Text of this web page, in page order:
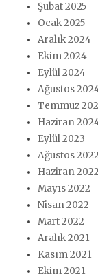
Şubat 2025
Ocak 2025
Aralık 2024
Ekim 2024
Eylül 2024
Ağustos
Temmuz
Haziran
Eylül 2023
Ağustos 2022
Haziran 2022
Mayıs 2022
Nisan 2022
Mart 2022
Aralık 2021
Kasım 2021
Ekim 2021